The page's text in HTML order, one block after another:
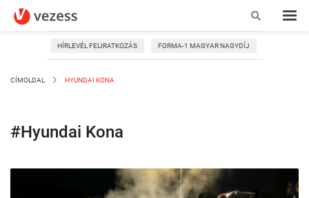
HÍRLEVÉL FELIRATKOZÁS FORMA-1 MAGYAR NAGYDÍJ
CÍMOLDAL HYUNDAI KONA
#Hyundai Kona